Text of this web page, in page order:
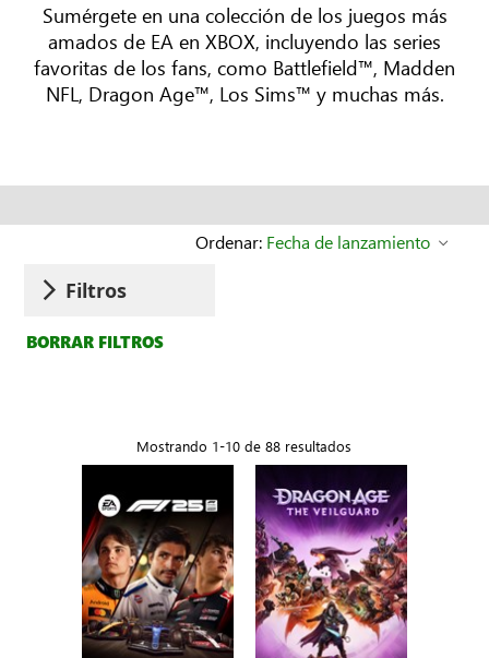
Sumérgete en una colección de los juegos más
amados de EA en XBOX, incluyendo las series
favoritas de los fans, como Battlefield™, Madden
NFL, Dragon Age™, Los Sims™ y muchas más.
Filtros
Mostrando 1-10 de 88 resultados
BORRAR FILTROS
Ordenar: Fecha de lanzamiento